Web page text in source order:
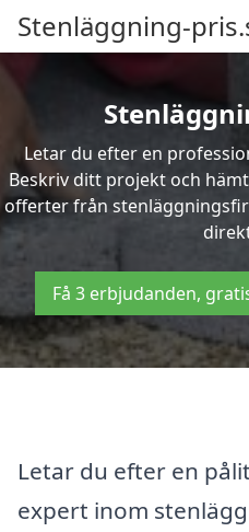
Stenläggning-
Letar du efter en
Beskriv ditt projekt och
offerter från
Få 3 erbjudanden,
Letar du efter en
expert inom